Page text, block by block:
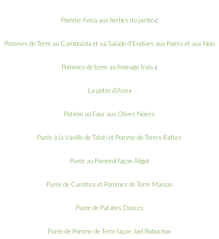
Pomme Anna aux herbes du jardin c
Pommes de Terre au Cambozola et sa Salade d’Endives aux Poires et aux Noix
Pommes de terre au fromage frais c
La potée d’Anna
Potiron au Four aux Olives Noires
Purée à la Vanille de Tahiti et Pomme de Terres Rattes
Purée au Pomerol façon Aligot
Purée de Carottes et Pommes de Terre Maison
Purée de Patates Douces
Purée de Pomme de Terre façon Joel Robuchon